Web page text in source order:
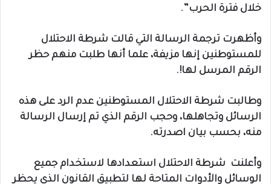
خلال فترة الحرب”.
وأظهرت ترجمة الرسالة التي قالت شرطة الاحتلال
للمستوطنين إنها مزيفة، علما أنها طلبت منهم حظر
الرقم المرسل لها!.
وطالبت شرطة الاحتلال المستوطنين عدم الرد على هذه
الرسائل وتجاهلها، وحجب الرقم الذي تم إرسال الرسالة
منه، بحسب بيان اصدرته.
وأعلنت شرطة الاحتلال استعدادها لاستخدام جميع
الوسائل والأدوات المتاحة لها لتطبيق القانون الذي يحظر